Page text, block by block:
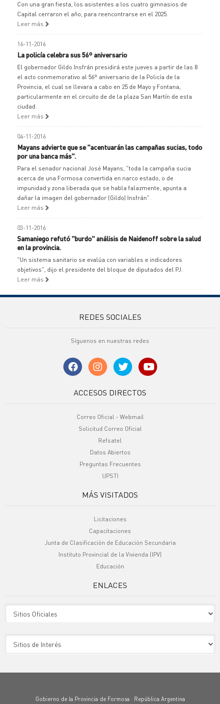
Con una gran fiesta, los asistentes a los cuatro gimnasios de
Capital cerraron el año, para reencontrarse en el 2025.
Leer más
16-11-2016
La policía celebra sus 56º aniversario
El gobernador Gildo Insfrán presidirá este jueves a partir de las 8
el acto conmemorativo al 56º aniversario de la Policía de la
Provincia, el cual se llevara a cabo en 25 de Mayo y Fontana,
particularmente en el circuito de de la plaza San Martín de esta
ciudad.
Leer más
04-11-2016
Mayans advierte que se "acentuarán las campañas sucias, todo
por una banca más".
Para el senador nacional José Mayans, "toda la campaña sucia
acerca de una Formosa convertida en narco estado, o de
impunidad y zona liberada que se habla falazmente, apunta a
dañar la imagen del gobernador (Gildo) Insfrán".
Leer más
03-11-2016
Samaniego refutó "burdo" análisis de Naidenoff sobre la salud
en la provincia.
"Un sistema sanitario se evalúa con variables e indicadores
objetivos", dijo el presidente del bloque de diputados del PJ.
Leer más
REDES SOCIALES
Síguenos en nuestras redes
ACCESOS DIRECTOS
Correo Oficial - Webmail
Solicitud Correo Oficial
Refsatel
Datos Abiertos
Preguntas Frecuentes
UPSTI
MÁS VISITADOS
Licitaciones
Capacitaciones
Junta de Clasificación de Educación Secundaria
Instituto Provincial de la Vivienda (IPV)
Educación
ENLACES
Gobierno de la Provincia de Formosa · República Argentina